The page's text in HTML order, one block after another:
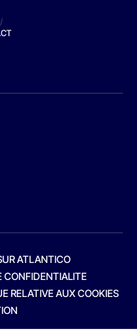
/
ATLANTICO
CONFIDENTIALITE
RELATIVE AUX COOKIES